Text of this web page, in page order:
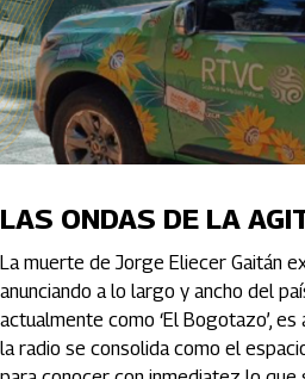
LAS ONDAS DE LA
La muerte de Jorge Eliecer Gaitán
anunciando a lo largo y ancho del
actualmente como ‘El Bogotazo’,
la radio se consolida como el